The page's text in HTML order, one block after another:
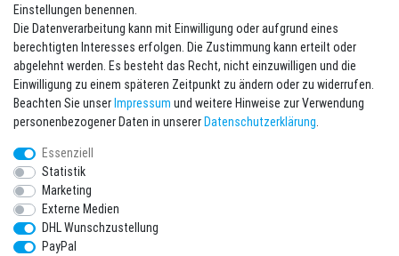
Melde Dich an um alle Vorteile zu genießen. Plus 10 EUR Gutschein für
die Newsletteranmeldung, einlösbar ab 75 EUR Warenwert!
E-MAIL **
Newsletter
Honig
Hiermit bestätige ich, dass ich dieDaten­schutz­erklärunggelesen habe. Meine
Einwilligung kann ich jederzeit widerrufen.**
* Pflichtfeld
Ich möchte den Newsletter abonnieren. Bitte senden Sie mir entsprechend
Einstellungen benennen.
Die Datenverarbeitung kann mit Einwilligung oder aufgrund eines
berechtigten Interesses erfolgen. Die Zustimmung kann erteilt oder
abgelehnt werden. Es besteht das Recht, nicht einzuwilligen und die
Einwilligung zu einem späteren Zeitpunkt zu ändern oder zu widerrufen.
Beachten Sie unserImpressum und weitere Hinweise zur Verwendung
personenbezogener Daten in unsererDaten­schutz­erklärung.
Essenziell
Statistik
Marketing
Externe Medien
DHL Wunschzustellung
PayPal